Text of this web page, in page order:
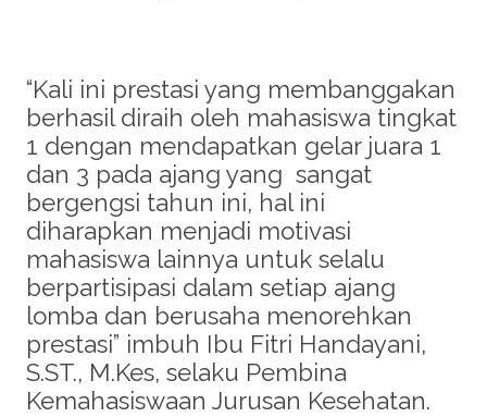
“Kali ini prestasi yang membanggakan
berhasil diraih oleh mahasiswa tingkat
1 dengan mendapatkan gelar juara 1
dan 3 pada ajang yang sangat
bergengsi tahun ini, hal ini
diharapkan menjadi motivasi
mahasiswa lainnya untuk selalu
berpartisipasi dalam setiap ajang
lomba dan berusaha menorehkan
prestasi” imbuh Ibu Fitri Handayani,
S.ST., M.Kes, selaku Pembina
Kemahasiswaan Jurusan Kesehatan.